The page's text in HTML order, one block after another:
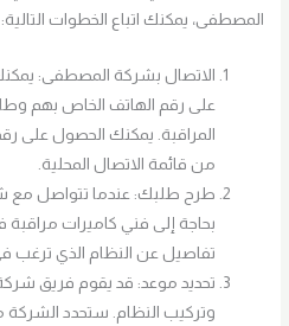
المصطفى، يمكنك اتباع الخطوات التالية:
الاتصال بشركة المصطفى:
على رقم الهاتف الخاص بهم
المراقبة. يمكنك الحصول على
من قائمة الاتصال المحلية.
طرح طلبك: عندما تتواصل مع
بحاجة إلى فني كاميرات مراقبة
تفاصيل عن النظام الذي ترغب
تحديد موعد: قد يقوم فريق
وتركيب النظام. ستحدد